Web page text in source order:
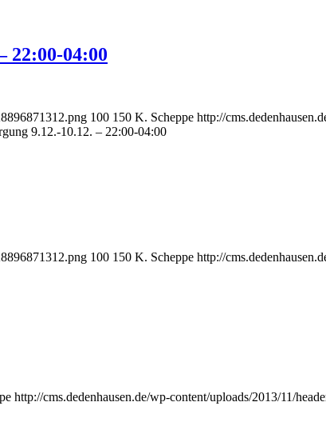
22:00-04:00
100 150 K. Scheppe http://
9.12.-10.12. – 22:00-04:00
100 150 K. Scheppe http://
http://cms.dedenhausen.de/wp-content/uploads/2013/11/